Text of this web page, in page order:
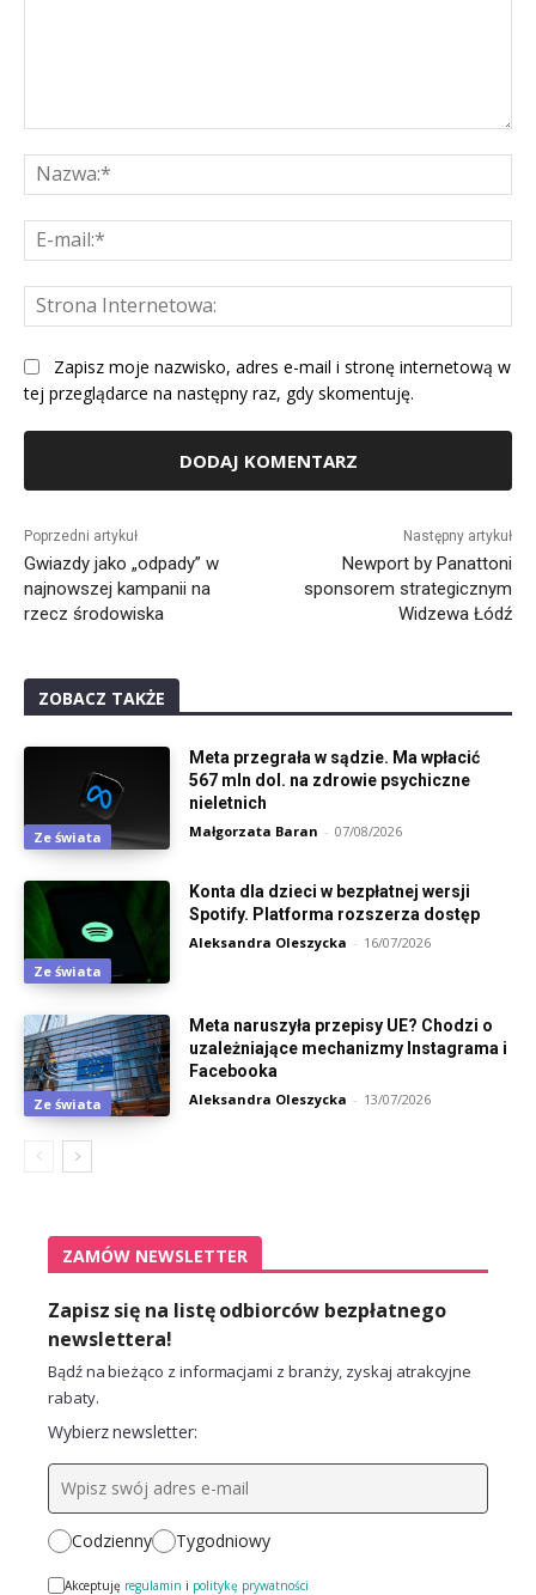
Zapisz moje nazwisko, adres e-mail i stronę internetową w
tej przeglądarce na następny raz, gdy skomentuję.
Poprzedni artykuł
Gwiazdy jako „odpady” w
najnowszej kampanii na
rzecz środowiska
Następny artykuł
Newport by Panattoni
sponsorem strategicznym
Widzewa Łódź
ZOBACZ TAKŻE
Ze świata
Meta przegrała w sądzie. Ma wpłacić
567 mln dol. na zdrowie psychiczne
nieletnich
Małgorzata Baran - 07/08/2026
Ze świata
Konta dla dzieci w bezpłatnej wersji
Spotify. Platforma rozszerza dostęp
Aleksandra Oleszycka - 16/07/2026
Ze świata
Meta naruszyła przepisy UE? Chodzi o
uzależniające mechanizmy Instagrama i
Facebooka
Aleksandra Oleszycka - 13/07/2026
ZAMÓW NEWSLETTER
Zapisz się na listę odbiorców bezpłatnego
newslettera!
Bądź na bieżąco z informacjami z branży, zyskaj atrakcyjne
rabaty.
Wybierz newsletter:
Codzienny Tygodniowy
Akceptuję regulamin i politykę prywatności